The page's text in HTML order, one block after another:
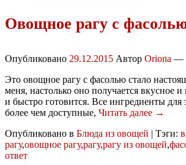
Овощное рагу с
Опубликовано 29.12.2015 Автор Oriona —
Это овощное рагу с фасолью стало
меня, настолько оно получается вкусное и
и быстро готовится. Все ингредиенты
более чем доступные, Читать далее →
Опубликовано в Блюда из овощей | Тэги:
рагу,овощное рагу,рагу,рагу из овощей,
ответ